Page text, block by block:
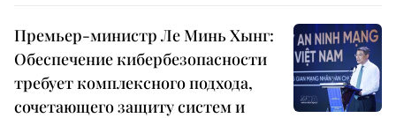
Премьер-министр Ле Минь Хынг:
Обеспечение кибербезопасности
требует комплексного подхода,
сочетающего защиту систем и